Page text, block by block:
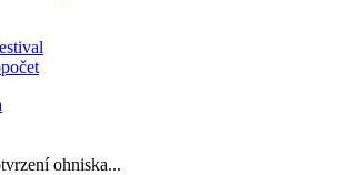
ohniska...